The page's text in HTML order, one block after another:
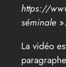
https://
séminale ».
La vidéo
paragraphe